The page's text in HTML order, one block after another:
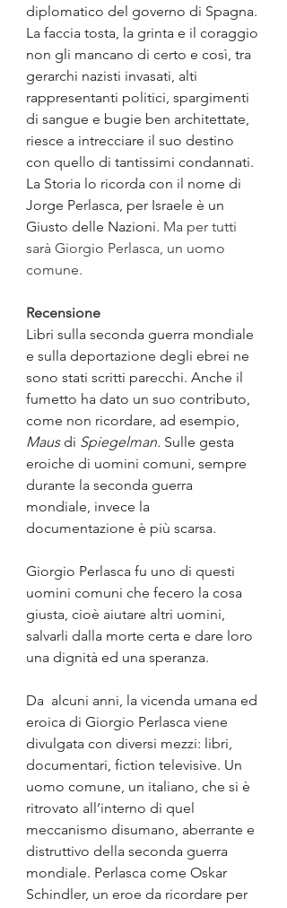
diplomatico del governo di Spagna.
La faccia tosta, la grinta e il coraggio
non gli mancano di certo e così, tra
gerarchi nazisti invasati, alti
rappresentanti politici, spargimenti
di sangue e bugie ben architettate,
riesce a intrecciare il suo destino
con quello di tantissimi condannati.
La Storia lo ricorda con il nome di
Jorge Perlasca, per Israele è un
Giusto delle Nazioni. Ma per tutti
sarà Giorgio Perlasca, un uomo
comune.
Recensione
Libri sulla seconda guerra mondiale
e sulla deportazione degli ebrei ne
sono stati scritti parecchi. Anche il
fumetto ha dato un suo contributo,
come non ricordare, ad esempio,
Maus di Spiegelman. Sulle gesta
eroiche di uomini comuni, sempre
durante la seconda guerra
mondiale, invece la
documentazione è più scarsa.
Giorgio Perlasca fu uno di questi
uomini comuni che fecero la cosa
giusta, cioè aiutare altri uomini,
salvarli dalla morte certa e dare loro
una dignità ed una speranza.
Da  alcuni anni, la vicenda umana ed
eroica di Giorgio Perlasca viene
divulgata con diversi mezzi: libri,
documentari, fiction televisive. Un
uomo comune, un italiano, che si è
ritrovato all’interno di quel
meccanismo disumano, aberrante e
distruttivo della seconda guerra
mondiale. Perlasca come Oskar
Schindler, un eroe da ricordare per